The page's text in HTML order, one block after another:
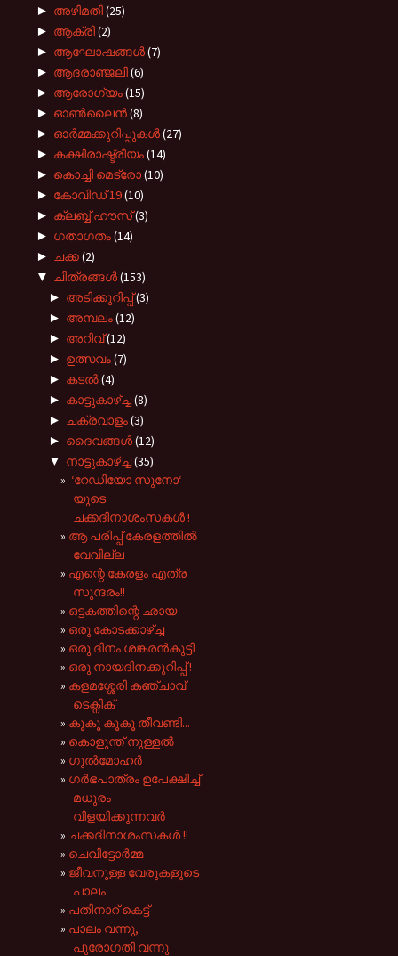
► അഴിമതി(25)
► ആക്രി(2)
► ആഘോഷങ്ങൾ(7)
► ആദരാഞ്ജലി(6)
► ആരോഗ്യം(15)
► ഓൺലൈൻ(8)
► ഓർമ്മക്കുറിപ്പുകൾ(27)
► കക്ഷിരാഷ്ട്രീയം(14)
► കൊച്ചി മെട്രോ(10)
► കോവിഡ് 19(10)
► ക്ലബ്ബ് ഹൗസ്(3)
► ഗതാഗതം(14)
► ചക്ക(2)
▼ ചിത്രങ്ങൾ(153)
► അടിക്കുറിപ്പ്(3)
► അമ്പലം(12)
► അറിവ്(12)
► ഉത്സവം(7)
► കടല്‍(4)
► കാട്ടുകാഴ്ച്ച(8)
► ചക്രവാളം(3)
► ദൈവങ്ങള്‍(12)
▼ നാട്ടുകാഴ്‌ച്ച(35)
‘റേഡിയോ സുനോ‘
യുടെ
ചക്കദിനാശംസകൾ !
ആ പരിപ്പ് കേരളത്തിൽ
വേവില്ല
എന്റെ കേരളം എത്ര
സുന്ദരം!!
ഒട്ടകത്തിന്റെ ഛായ
ഒരു കോടക്കാഴ്ച്ച
ഒരു ദിനം ശങ്കരൻകുട്ടി
ഒരു നായദിനക്കുറിപ്പ് !
കളമശ്ശേരി കഞ്ചാവ്
ടെക്നിക്
കൂകൂ കൂകൂ തീവണ്ടി...
കൊളുന്ത് നുള്ളല്‍
ഗുൽമോഹർ
ഗർഭപാത്രം ഉപേക്ഷിച്ച്
മധുരം
വിളയിക്കുന്നവർ
ചക്കദിനാശംസകൾ !!
ചെവിട്ടോർമ്മ
ജീവനുള്ള വേരുകളുടെ
പാലം
പതിനാറ് കെട്ട്
പാലം വന്നു,
പുരോഗതി വന്നു